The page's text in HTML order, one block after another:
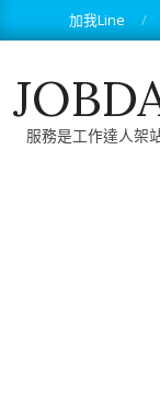
to
加我Line
服務是工作達人